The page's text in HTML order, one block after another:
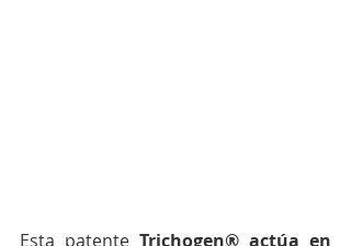
Esta patente Trichogen® actúa en